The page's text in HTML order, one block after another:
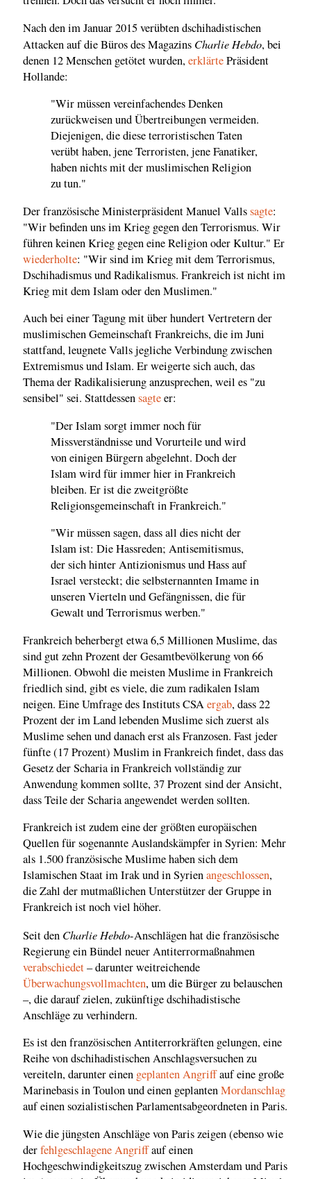
Nach den im Januar 2015 verübten dschihadistischen
Attacken auf die Büros des Magazins Charlie Hebdo, bei
denen 12 Menschen getötet wurden,erklärtePräsident
Hollande:
"Wir müssen vereinfachendes Denken
zurückweisen und Übertreibungen vermeiden.
Diejenigen, die diese terroristischen Taten
verübt haben, jene Terroristen, jene Fanatiker,
haben nichts mit der muslimischen Religion
zu tun."
Der französische Ministerpräsident Manuel Vallssagte:
"Wir befinden uns im Krieg gegen den Terrorismus. Wir
führen keinen Krieg gegen eine Religion oder Kultur." Er
wiederholte: "Wir sind im Krieg mit dem Terrorismus,
Dschihadismus und Radikalismus. Frankreich ist nicht im
Krieg mit dem Islam oder den Muslimen."
Auch bei einer Tagung mit über hundert Vertretern der
muslimischen Gemeinschaft Frankreichs, die im Juni
stattfand, leugnete Valls jegliche Verbindung zwischen
Extremismus und Islam. Er weigerte sich auch, das
Thema der Radikalisierung anzusprechen, weil es "zu
sensibel" sei. Stattdessensagteer:
"Der Islam sorgt immer noch für
Missverständnisse und Vorurteile und wird
von einigen Bürgern abgelehnt. Doch der
Islam wird für immer hier in Frankreich
bleiben. Er ist die zweitgrößte
Religionsgemeinschaft in Frankreich."
"Wir müssen sagen, dass all dies nicht der
Islam ist: Die Hassreden; Antisemitismus,
der sich hinter Antizionismus und Hass auf
Israel versteckt; die selbsternannten Imame in
unseren Vierteln und Gefängnissen, die für
Gewalt und Terrorismus werben."
Frankreich beherbergt etwa 6,5 Millionen Muslime, das
sind gut zehn Prozent der Gesamtbevölkerung von 66
Millionen. Obwohl die meisten Muslime in Frankreich
friedlich sind, gibt es viele, die zum radikalen Islam
neigen. Eine Umfrage des Instituts CSAergab, dass 22
Prozent der im Land lebenden Muslime sich zuerst als
Muslime sehen und danach erst als Franzosen. Fast jeder
fünfte (17 Prozent) Muslim in Frankreich findet, dass das
Gesetz der Scharia in Frankreich vollständig zur
Anwendung kommen sollte, 37 Prozent sind der Ansicht,
dass Teile der Scharia angewendet werden sollten.
Frankreich ist zudem eine der größten europäischen
Quellen für sogenannte Auslandskämpfer in Syrien: Mehr
als 1.500 französische Muslime haben sich dem
Islamischen Staat im Irak und in Syrienangeschlossen,
die Zahl der mutmaßlichen Unterstützer der Gruppe in
Frankreich ist noch viel höher.
Seit den Charlie Hebdo-Anschlägen hat die französische
Regierung ein Bündel neuer Antiterrormaßnahmen
verabschiedet– darunter weitreichende
Überwachungsvollmachten, um die Bürger zu belauschen
–, die darauf zielen, zukünftige dschihadistische
Anschläge zu verhindern.
Es ist den französischen Antiterrorkräften gelungen, eine
Reihe von dschihadistischen Anschlagsversuchen zu
vereiteln, darunter einen geplanten Angriffauf eine große
Marinebasis in Toulon und einen geplantenMordanschlag
auf einen sozialistischen Parlamentsabgeordneten in Paris.
Wie die jüngsten Anschläge von Paris zeigen (ebenso wie
derfehlgeschlagene Angriffauf einen
Hochgeschwindigkeitszug zwischen Amsterdam und Paris